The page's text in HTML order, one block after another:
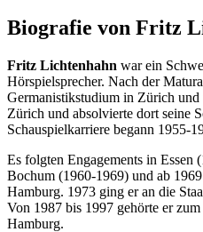
Biografie von Fritz
Fritz Lichtenhahn war ein
Hörspielsprecher. Nach der
Germanistikstudium in Zürich
Zürich und absolvierte dort seine
Schauspielkarriere begann 1955-
Es folgten Engagements in Essen
Bochum (1960-1969) und ab
Hamburg. 1973 ging er an die
Von 1987 bis 1997 gehörte er
Hamburg.